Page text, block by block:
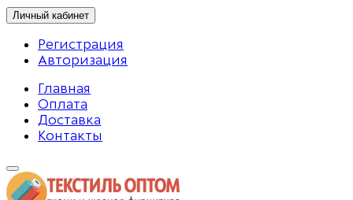
Личный кабинет
Регистрация
Авторизация
Главная
Оплата
Доставка
Контакты